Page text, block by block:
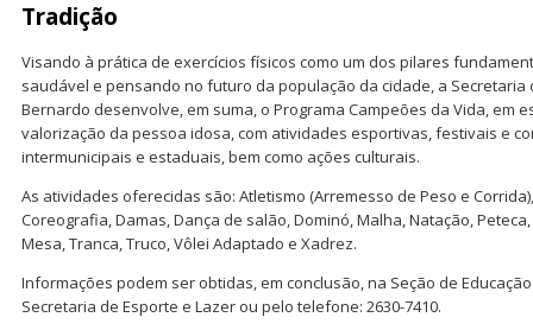
Tradição
Visando à prática de exercícios físicos como um dos pilares
saudável e pensando no futuro da população da cidade, a Secretaria
Bernardo desenvolve, em suma, o Programa Campeões da Vida, em
valorização da pessoa idosa, com atividades esportivas, festivais e
intermunicipais e estaduais, bem como ações culturais.
As atividades oferecidas são: Atletismo (Arremesso de Peso e
Coreografia, Damas, Dança de salão, Dominó, Malha, Natação,
Mesa, Tranca, Truco, Vôlei Adaptado e Xadrez.
Informações podem ser obtidas, em conclusão, na Seção de
Secretaria de Esporte e Lazer ou pelo telefone: 2630-7410.